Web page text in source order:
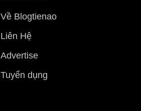
Về Blogtienao
Liên Hệ
Advertise
Tuyển dụng